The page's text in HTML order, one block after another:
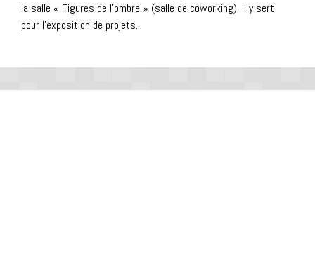
la salle « Figures de l’ombre » (salle de coworking), il y sert
pour l’exposition de projets.